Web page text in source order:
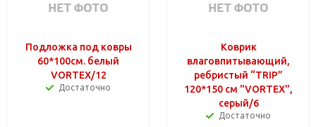
Подложка под ковры
60*100см. белый
VORTEX/12
Достаточно
Коврик
влаговпитывающий,
ребристый “TRIP”
120*150 см "VORTEX",
серый/6
Достаточно